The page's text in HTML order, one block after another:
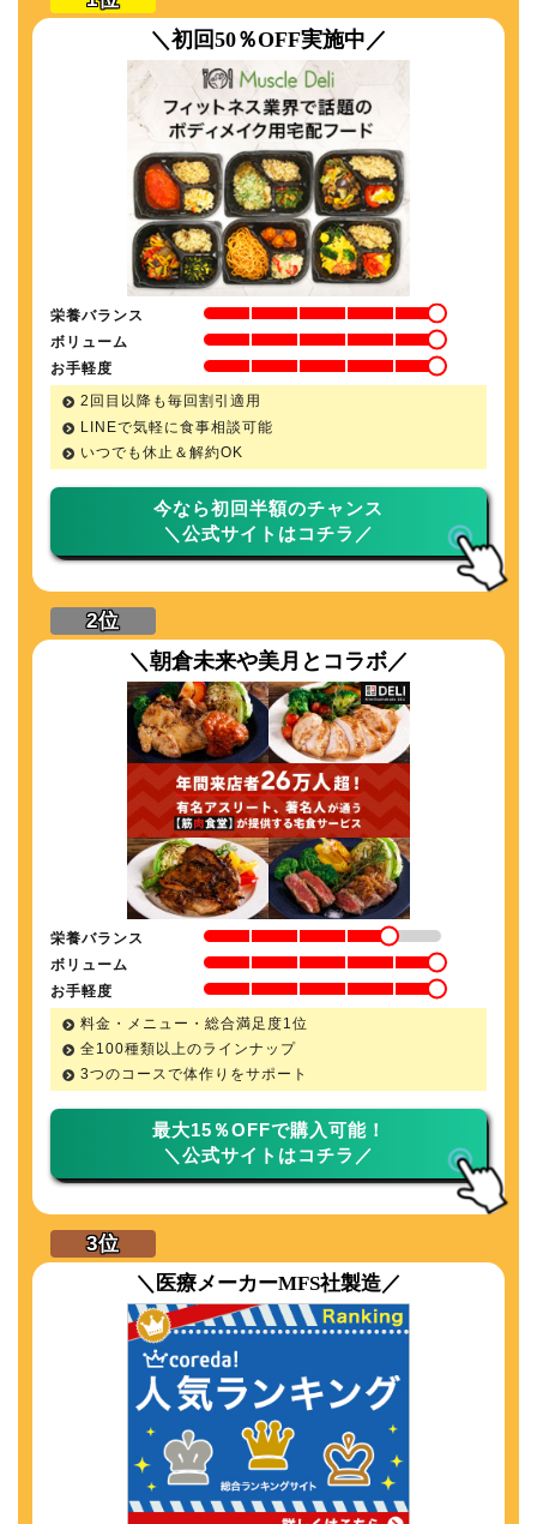
＼初回50％OFF実施中／
栄養バランス
ボリューム
お手軽度
2回目以降も毎回割引適用
LINEで気軽に食事相談可能
いつでも休止＆解約OK
今なら初回半額のチャンス
＼公式サイトはコチラ／
＼朝倉未来や美月とコラボ／
栄養バランス
ボリューム
お手軽度
料金・メニュー・総合満足度1位
全100種類以上のラインナップ
3つのコースで体作りをサポート
最大15％OFFで購入可能！
＼公式サイトはコチラ／
＼医療メーカーMFS社製造／